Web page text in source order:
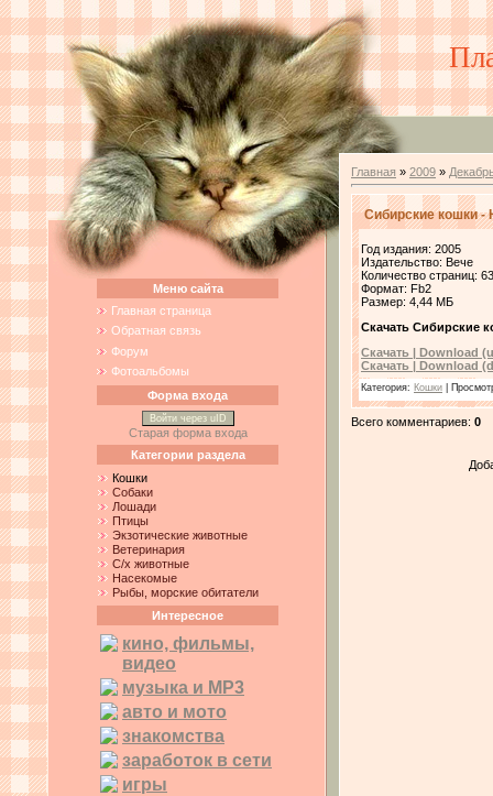
Меню сайта
Главная страница
Обратная связь
Форум
Фотоальбомы
Форма входа
Войти через uID
Старая форма входа
Категории раздела
Кошки
Собаки
Лошади
Птицы
Экзотические животные
Ветеринария
С/х животные
Насекомые
Рыбы, морские обитатели
Интересное
кино, фильмы,
видео
музыка и MP3
авто и мото
знакомства
заработок в сети
игры
Главная » 2009 »
Сибирские кошки -
Год издания: 2005
Издательство: Вече
Количество страниц: 63
Формат: Fb2
Размер: 4,44 МБ
Скачать Сибирские
Скачать | Download
Скачать | Download
Категория: Кошки
Всего комментариев: 0